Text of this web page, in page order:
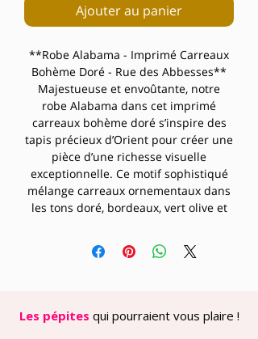
Ajouter au panier
**Robe Alabama - Imprimé Carreaux
Bohème Doré - Rue des Abbesses**
Majestueuse et envoûtante, notre
robe Alabama dans cet imprimé
carreaux bohème doré s’inspire des
tapis précieux d’Orient pour créer une
pièce d’une richesse visuelle
exceptionnelle. Ce motif sophistiqué
mélange carreaux ornementaux dans
les tons doré, bordeaux, vert olive et
mille et une nuits avec une modernité
assumée.
kimono et un décolleté cache-cœur
raffiné, dessine une silhouette
Les pépites qui pourraient vous plaire !